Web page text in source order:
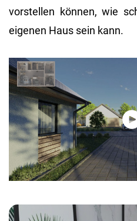
vorstellen können, wie
eigenen Haus sein kann.